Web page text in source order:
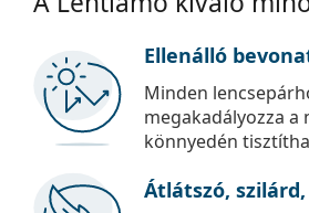
Ellenálló
Minden
megakadályozza
könnyedén
Átlátszó,